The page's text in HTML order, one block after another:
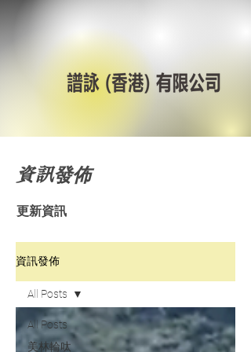
資訊發佈
更新資訊
資訊發佈
All Posts
美林輪呔
All Posts